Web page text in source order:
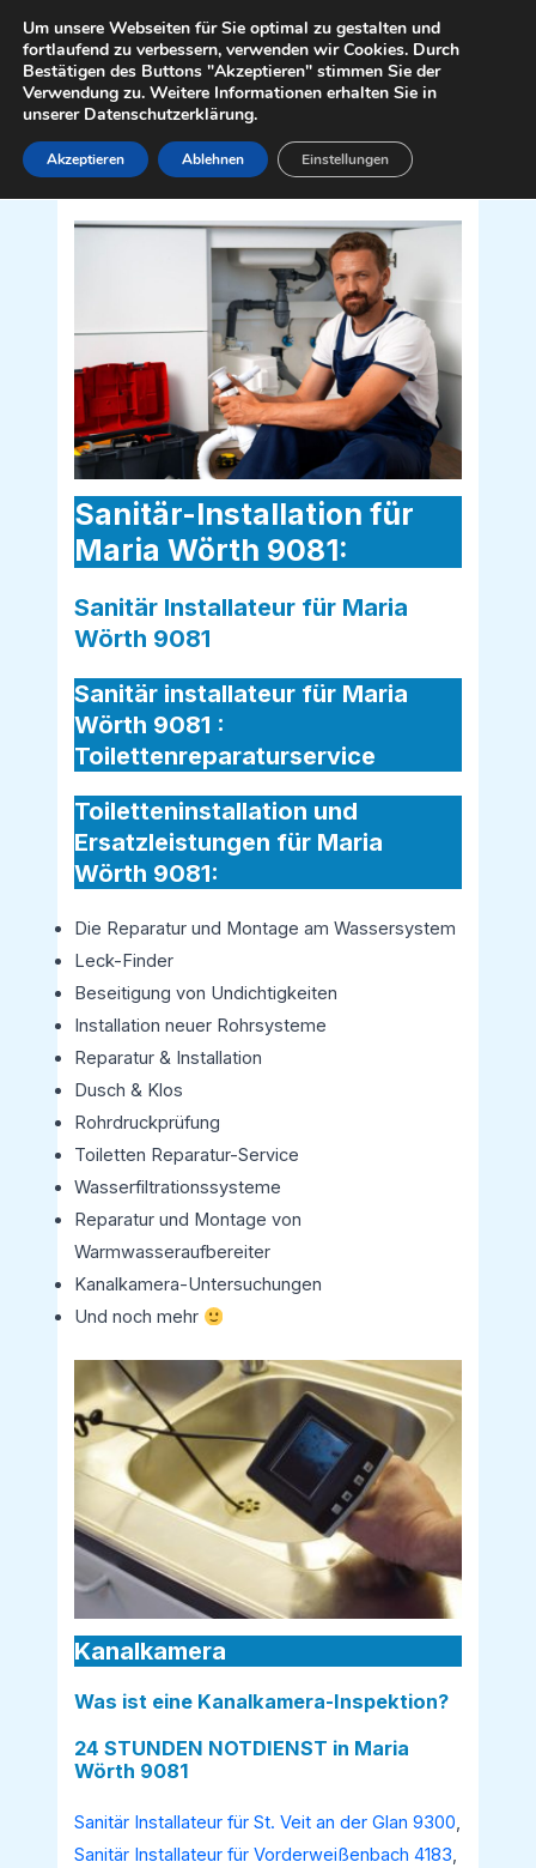
Inhalt
springen
Sanitär Installateur für Maria Wörth
Sanitär-Installation für
Maria Wörth 9081:
Sanitär Installateur für Maria
Wörth 9081
Sanitär installateur für Maria
Wörth 9081 :
Toilettenreparaturservice
Toiletteninstallation und
Ersatzleistungen für Maria
Wörth 9081:
Die Reparatur und Montage am Wassersystem
Leck-Finder
Beseitigung von Undichtigkeiten
Installation neuer Rohrsysteme
Reparatur & Installation
Dusch & Klos
Rohrdruckprüfung
Toiletten Reparatur-Service
Wasserfiltrationssysteme
Reparatur und Montage von
Warmwasseraufbereiter
Kanalkamera-Untersuchungen
Und noch mehr
Kanalkamera
Was ist eine Kanalkamera-Inspektion?
24 STUNDEN NOTDIENST in Maria
Wörth 9081
Sanitär Installateur für St. Veit an der Glan 9300,
Sanitär Installateur für Vorderweißenbach 4183,
Um unsere Webseiten für Sie optimal zu gestalten und
fortlaufend zu verbessern, verwenden wir Cookies. Durch
Bestätigen des Buttons "Akzeptieren" stimmen Sie der
Verwendung zu. Weitere Informationen erhalten Sie in
unserer Datenschutzerklärung.
Akzeptieren Ablehnen Einstellungen